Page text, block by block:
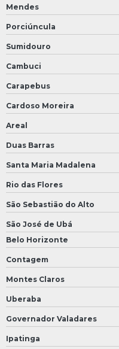
Mendes
Porciúncula
Sumidouro
Cambuci
Carapebus
Cardoso Moreira
Areal
Duas Barras
Santa Maria Madalena
Rio das Flores
São Sebastião do Alto
São José de Ubá
Belo Horizonte
Contagem
Montes Claros
Uberaba
Governador Valadares
Ipatinga